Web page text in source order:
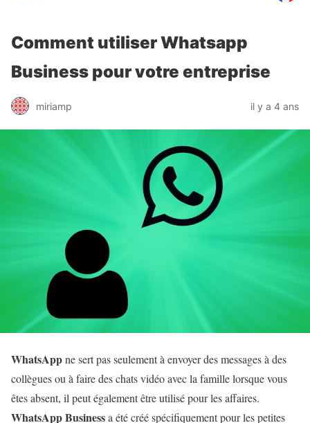
Comment utiliser Whatsapp
Business pour votre entreprise
miriamp il y a 4 ans
WhatsAppne sert pas seulement à envoyer des messages à des
collègues ou à faire des chats vidéo avec la famille lorsque vous
êtes absent, il peut également être utilisé pour les affaires.
WhatsApp Businessa été créé spécifiquement pour les petites